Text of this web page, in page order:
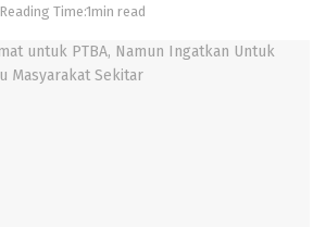
Reading Time:1min read